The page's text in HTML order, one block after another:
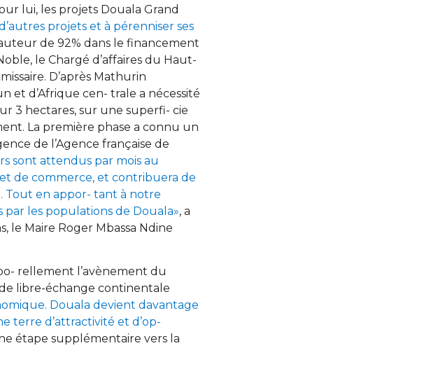
lui, les projets Douala Grand
projets et à pérenniser ses
de 92% dans le financement
le Chargé d’affaires du Haut-
D’après Mathurin
et d’Afrique cen- trale a nécessité
3 hectares, sur une superfi- cie
La première phase a connu un
de l’Agence française de
sont attendus par mois au
de commerce, et contribuera de
Tout en appor- tant à notre
les populations de Douala», a
le Maire Roger Mbassa Ndine
rellement l’avènement du
libre-échange continentale
Douala devient davantage
terre d’attractivité et d’op-
étape supplémentaire vers la